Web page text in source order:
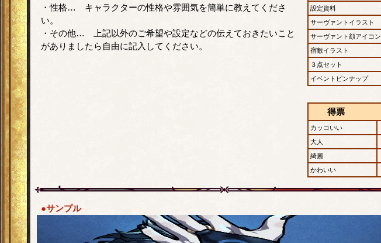
設定資料
サーヴァントイラスト
サーヴァント顔アイコン
宿敵イラスト
３点セット
イベントピンナップ
得票
カッコいい
大人
綺麗
かわいい
・性格… キャラクターの性格や雰囲気を簡単に教えてくださ
い。
・その他… 上記以外のご希望や設定などの伝えておきたいこと
がありましたら自由に記入してください。
●サンプル